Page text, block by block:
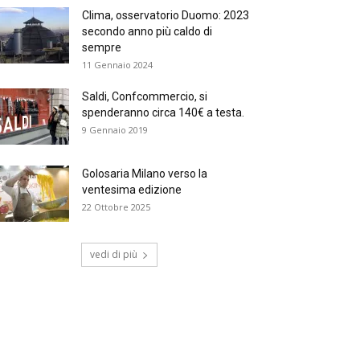
Clima, osservatorio Duomo: 2023
secondo anno più caldo di
sempre
11 Gennaio 2024
Saldi, Confcommercio, si
spenderanno circa 140€ a testa.
9 Gennaio 2019
Golosaria Milano verso la
ventesima edizione
22 Ottobre 2025
vedi di più